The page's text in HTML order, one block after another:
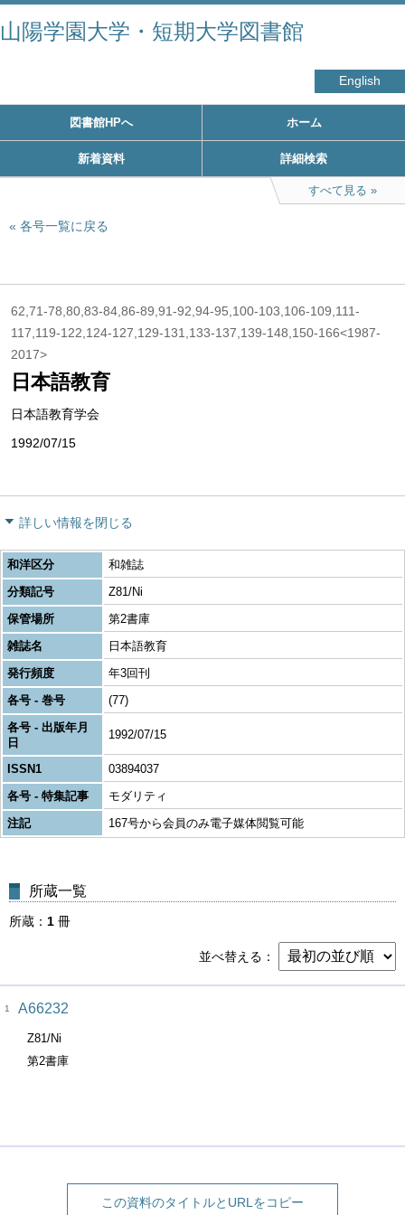
山陽学園大学・短期大学図書館
English
図書館HPへ ホーム
新着資料 詳細検索
すべて見る
各号一覧に戻る
62,71-78,80,83-84,86-89,91-92,94-95,100-103,106-109,111-
117,119-122,124-127,129-131,133-137,139-148,150-166<1987-
2017>
日本語教育
日本語教育学会
1992/07/15
詳しい情報を閉じる
和洋区分
和雑誌
分類記号
Z81/Ni
保管場所
第2書庫
雑誌名
日本語教育
発行頻度
年3回刊
各号 - 巻号
(77)
各号 - 出版年月
日
1992/07/15
ISSN1
03894037
各号 - 特集記事
モダリティ
注記
167号から会員のみ電子媒体閲覧可能
所蔵一覧
所蔵 1 冊
並べ替える
1 A66232
Z81/Ni
第2書庫
この資料のタイトルとURLをコピー